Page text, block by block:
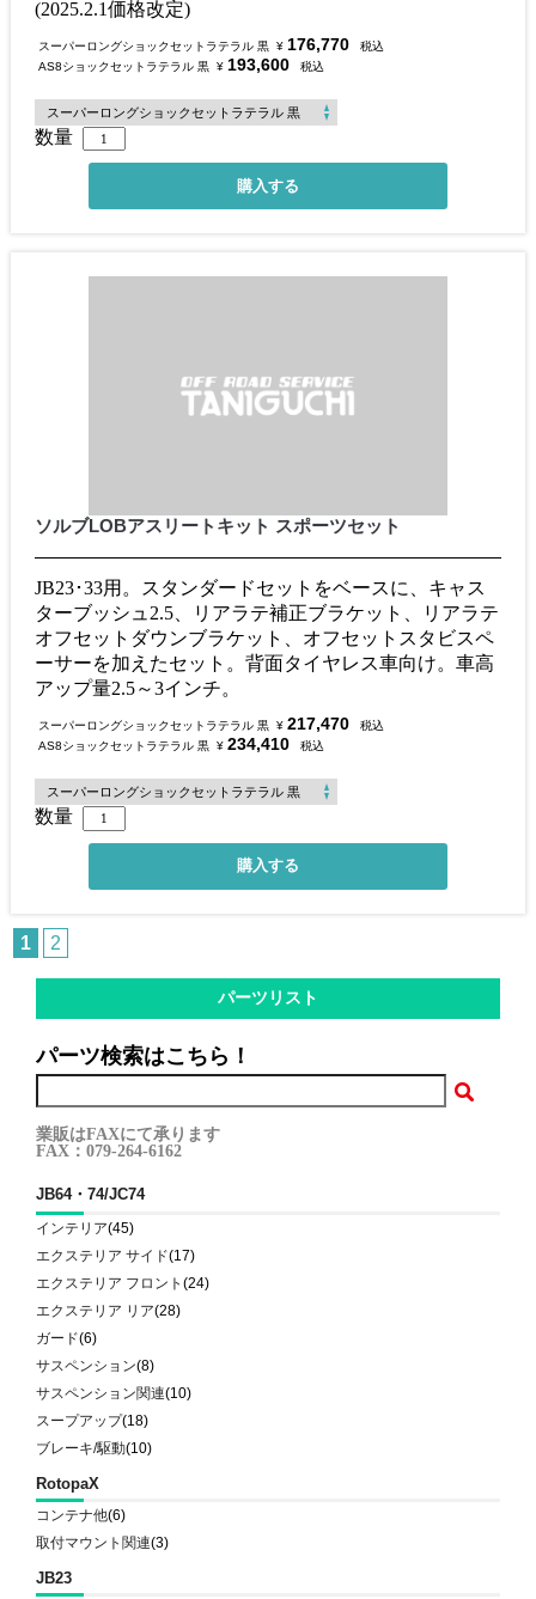
パーツリスト
パーツ検索はこちら！
業販はFAXにて承ります
FAX：079-264-6162
JB64・74/JC74
インテリア(45)
エクステリア サイド(17)
エクステリア フロント(24)
エクステリア リア(28)
ガード(6)
サスペンション(8)
サスペンション関連(10)
スープアップ(18)
ブレーキ/駆動(10)
RotopaX
コンテナ他(6)
取付マウント関連(3)
JB23
(2025.2.1価格改定)
スーパーロングショックセットラテラル 黒 ¥ 176,770
税込
AS8ショックセットラテラル 黒 ¥ 193,600 税込
数量
ソルブLOBアスリートキット スポーツセット
JB23･33用。スタンダードセットをベースに、キャス
ターブッシュ2.5、リアラテ補正ブラケット、リアラテ
オフセットダウンブラケット、オフセットスタビスペ
ーサーを加えたセット。背面タイヤレス車向け。車高
アップ量2.5～3インチ。
スーパーロングショックセットラテラル 黒 ¥ 217,470
税込
AS8ショックセットラテラル 黒 ¥ 234,410 税込
数量
1 2